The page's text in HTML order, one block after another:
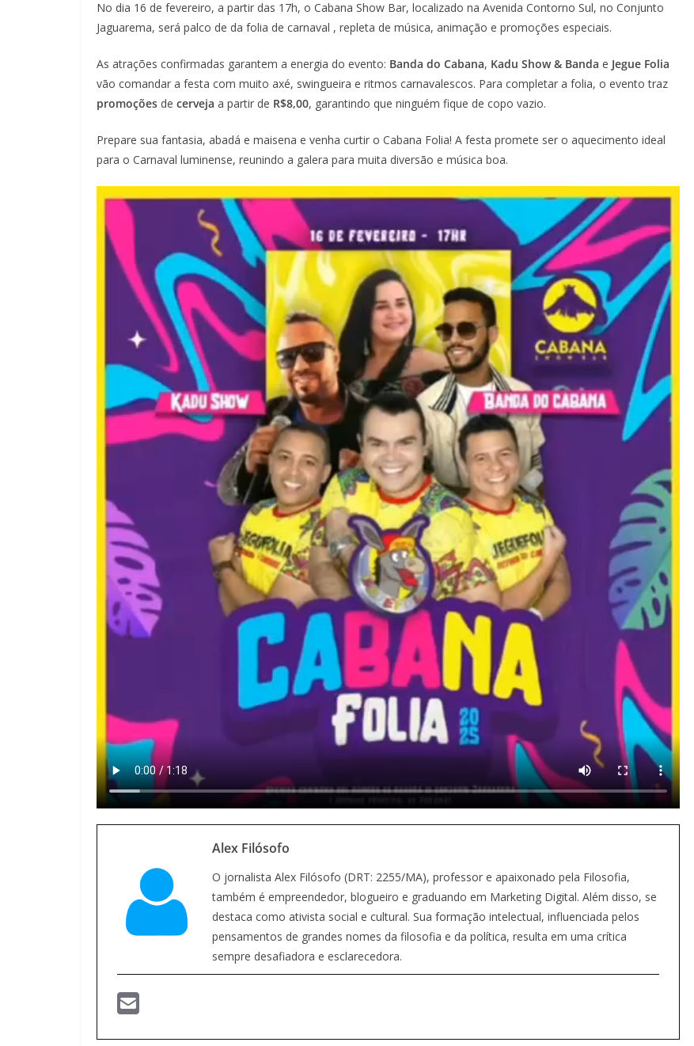
No dia 16 de fevereiro, a partir das 17h, o Cabana Show Bar, localizado na Avenida Contorno Sul, no Conjunto
Jaguarema, será palco de da folia de carnaval , repleta de música, animação e promoções especiais.
As atrações confirmadas garantem a energia do evento: Banda do Cabana, Kadu Show & Banda e Jegue Folia
vão comandar a festa com muito axé, swingueira e ritmos carnavalescos. Para completar a folia, o evento traz
promoções de cerveja a partir de R$8,00, garantindo que ninguém fique de copo vazio.
Prepare sua fantasia, abadá e maisena e venha curtir o Cabana Folia! A festa promete ser o aquecimento ideal
para o Carnaval luminense, reunindo a galera para muita diversão e música boa.
Alex Filósofo
O jornalista Alex Filósofo (DRT: 2255/MA), professor e apaixonado pela Filosofia,
também é empreendedor, blogueiro e graduando em Marketing Digital. Além disso, se
destaca como ativista social e cultural. Sua formação intelectual, influenciada pelos
pensamentos de grandes nomes da filosofia e da política, resulta em uma crítica
sempre desafiadora e esclarecedora.